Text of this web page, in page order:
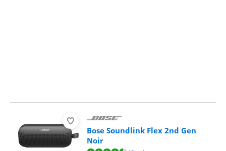
Bose Soundlink Flex 2nd Gen
Noir